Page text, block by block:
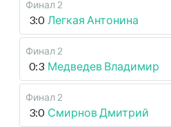
Финал 2
3:0 Легкая Антонина
Финал 2
0:3 Медведев Владимир
Финал 2
3:0 Смирнов Дмитрий